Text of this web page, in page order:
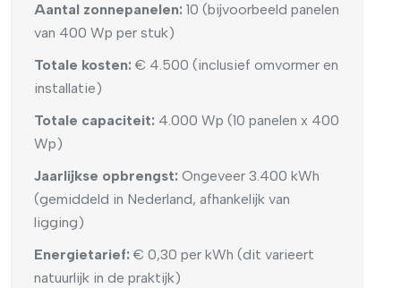
Aantal zonnepanelen: 10 (bijvoorbeeld panelen
van 400 Wp per stuk)
Totale kosten: € 4.500 (inclusief omvormer en
installatie)
Totale capaciteit: 4.000 Wp (10 panelen x 400
Wp)
Jaarlijkse opbrengst: Ongeveer 3.400 kWh
(gemiddeld in Nederland, afhankelijk van
ligging)
Energietarief: € 0,30 per kWh (dit varieert
natuurlijk in de praktijk)